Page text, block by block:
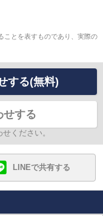
ことを表すものであり、実際の
する(無料)
せする
ください。
LINEで共有する